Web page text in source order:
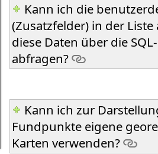
Kann ich die
(Zusatzfelder) in der
diese Daten über die
abfragen?
Kann ich zur
Fundpunkte eigene
Karten verwenden?